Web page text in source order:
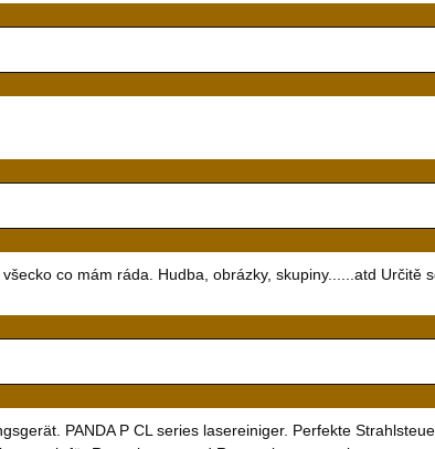
co mám ráda. Hudba, obrázky, skupiny......atd Určitě
PANDA P CL series lasereiniger. Perfekte